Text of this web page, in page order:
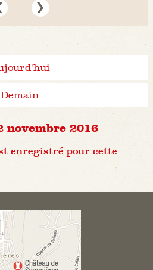
Demain
novembre 2016
enregistré pour cette